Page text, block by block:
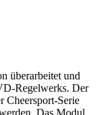
überarbeitet und
Regelwerks. Der
Cheersport-Serie
Das Modul